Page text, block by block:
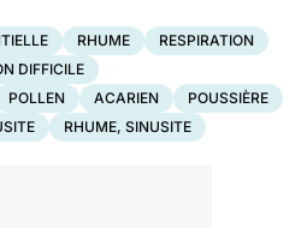
RHUME
RESPIRATION
DIFFICILE
POLLEN ACARIEN
POUSSIÈRE
RHUME, SINUSITE